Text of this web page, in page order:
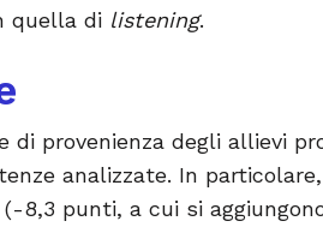
quella di listening.
provenienza degli allievi
analizzate. In
8,3 punti, a cui si